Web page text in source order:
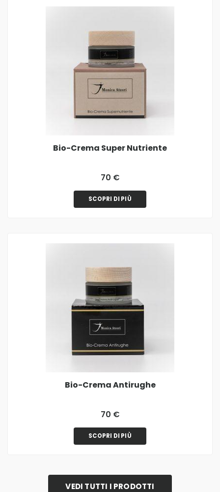
Bio-Crema Super Nutriente
70 €
SCOPRI DI PIÙ
Bio-Crema Antirughe
70 €
SCOPRI DI PIÙ
VEDI TUTTI I PRODOTTI